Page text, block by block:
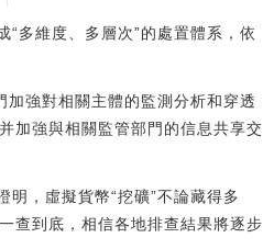
多維度、多層次”的處置體系，依
強對相關主體的監測分析和穿透
加強與相關監管部門的信息共享交
，虛擬貨幣“挖礦”不論藏得多
查到底，相信各地排查結果將逐步